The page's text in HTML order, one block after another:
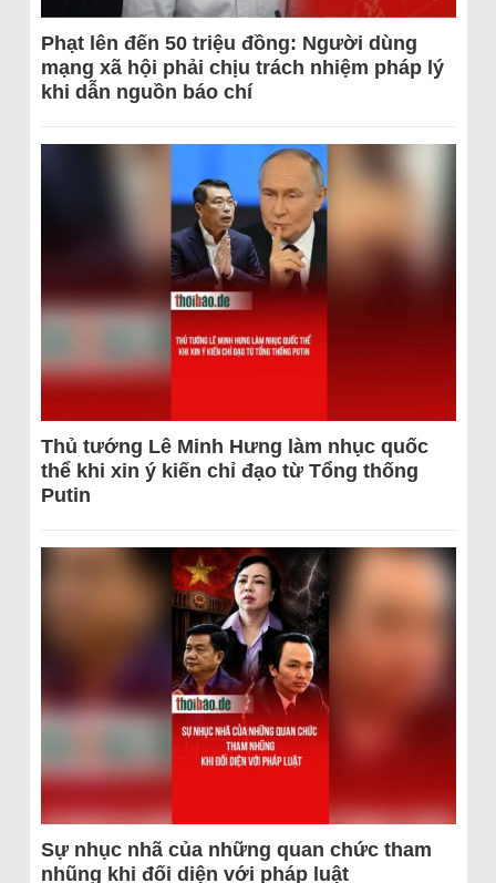
Phạt lên đến 50 triệu đồng: Người dùng
mạng xã hội phải chịu trách nhiệm pháp lý
khi dẫn nguồn báo chí
Thủ tướng Lê Minh Hưng làm nhục quốc
thể khi xin ý kiến chỉ đạo từ Tổng thống
Putin
Sự nhục nhã của những quan chức tham
nhũng khi đối diện với pháp luật